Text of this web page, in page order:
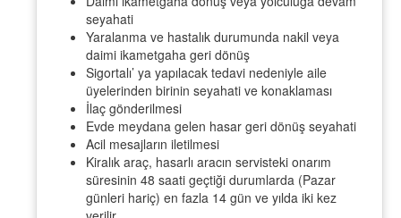
seyahati
Yaralanma ve hastalık durumunda nakil veya
daimi ikametgaha geri dönüş
Sigortalı’ ya yapılacak tedavi nedeniyle aile
üyelerinden birinin seyahati ve konaklaması
İlaç gönderilmesi
Evde meydana gelen hasar geri dönüş seyahati
Acil mesajların iletilmesi
Kiralık araç, hasarlı aracın servisteki onarım
süresinin 48 saati geçtiği durumlarda (Pazar
günleri hariç) en fazla 14 gün ve yılda iki kez